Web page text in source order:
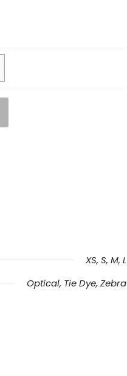
XS, S, M, L
Optical, Tie Dye, Zebra